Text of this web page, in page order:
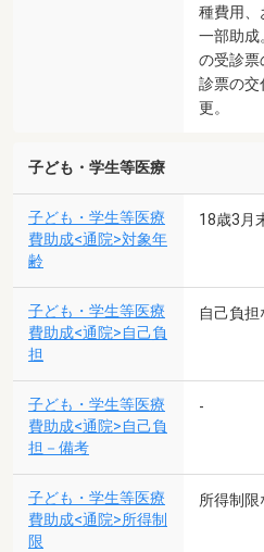
種費用、
一部助成
の受診票
診票の交
更。
子ども・学生等医療
子ども・学生等医療
費助成<通院>対象年
齢
18歳3月
子ども・学生等医療
費助成<通院>自己負
担
自己負担
子ども・学生等医療
費助成<通院>自己負
担－備考
-
子ども・学生等医療
費助成<通院>所得制
限
所得制限